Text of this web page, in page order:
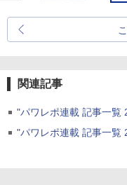
関連記事
"パワレポ連載 記事一覧
"パワレポ連載 記事一覧